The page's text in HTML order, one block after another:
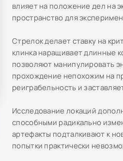
влияет на положение дел на
пространство для
Стрелок делает ставку на
клинка наращивает длинные
позволяют манипулировать
прохождение непохожим на
реиграбельность и
Исследование локаций
способными радикально
артефакты подталкивают к
попытки практически